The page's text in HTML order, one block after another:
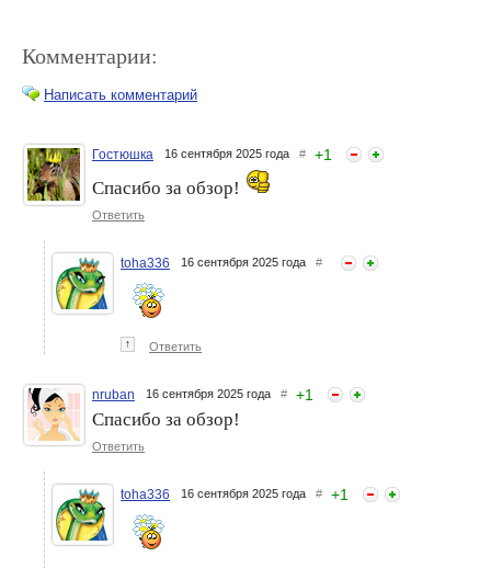
Комментарии:
Написать комментарий
Гостюшка 16 сентября 2025 года # +1
Спасибо за обзор!
Ответить
toha336 16 сентября 2025 года #
↑ Ответить
nruban 16 сентября 2025 года # +1
Спасибо за обзор!
Ответить
toha336 16 сентября 2025 года # +1